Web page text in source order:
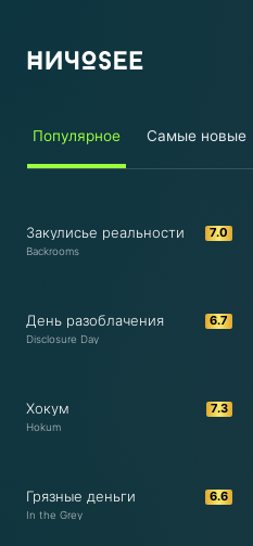
Популярное Самые новые
7.0
Закулисье реальности
Backrooms
6.7
День разоблачения
Disclosure Day
7.3
Хокум
Hokum
6.6
Грязные деньги
In the Grey